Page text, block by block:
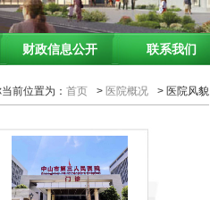
财政信息公开 联系我们
前位置为： 首页 > 医院概况 > 医院风貌